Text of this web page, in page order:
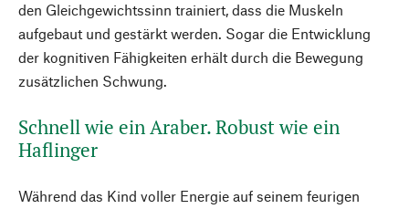
den Gleichgewichtssinn trainiert, dass die Muskeln
aufgebaut und gestärkt werden. Sogar die Entwicklung
der kognitiven Fähigkeiten erhält durch die Bewegung
zusätzlichen Schwung.
Schnell wie ein Araber. Robust wie ein
Haflinger
Während das Kind voller Energie auf seinem feurigen